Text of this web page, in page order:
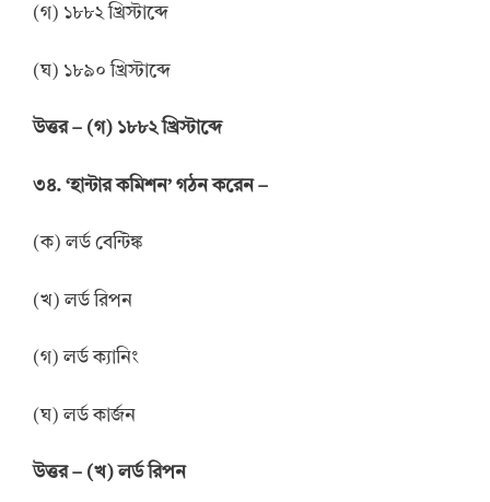
(গ) ১৮৮২ খ্রিস্টাব্দে
(ঘ) ১৮৯০ খ্রিস্টাব্দে
উত্তর– (গ) ১৮৮২ খ্রিস্টাব্দে
৩৪. ‘হান্টার কমিশন’ গঠন করেন –
(ক) লর্ড বেন্টিঙ্ক
(খ) লর্ড রিপন
(গ) লর্ড ক্যানিং
(ঘ) লর্ড কার্জন
উত্তর– (খ) লর্ড রিপন